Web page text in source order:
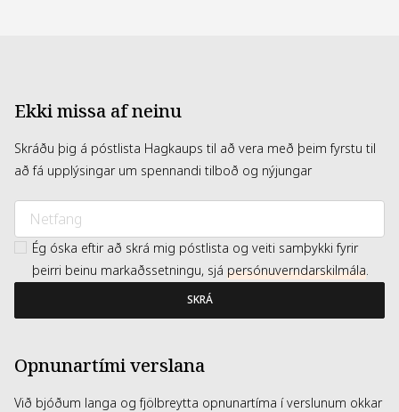
Ekki missa af neinu
Skráðu þig á póstlista Hagkaups til að vera með þeim fyrstu til
að fá upplýsingar um spennandi tilboð og nýjungar
Ég óska eftir að skrá mig póstlista og veiti samþykki fyrir
þeirri beinu markaðssetningu, sjá persónuverndarskilmála.
SKRÁ
Opnunartími verslana
Við bjóðum langa og fjölbreytta opnunartíma í verslunum okkar